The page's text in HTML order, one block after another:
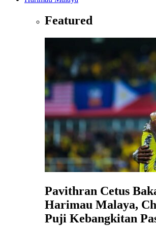
Featured
Pavithran Cetus
Harimau Malaya,
Puji Kebangkitan